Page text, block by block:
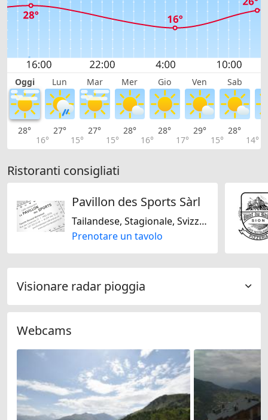
Oggi Lun Mar Mer Gio Ven Sab
28°
16°
27°
15°
27°
15°
28°
16°
28°
17°
29°
15°
28°
14°
Ristoranti consigliati
Pavillon des Sports Sàrl
Tailandese, Stagionale, Svizzera, Francese, Regionale
Prenotare un tavolo
Visionare radar pioggia
Webcams